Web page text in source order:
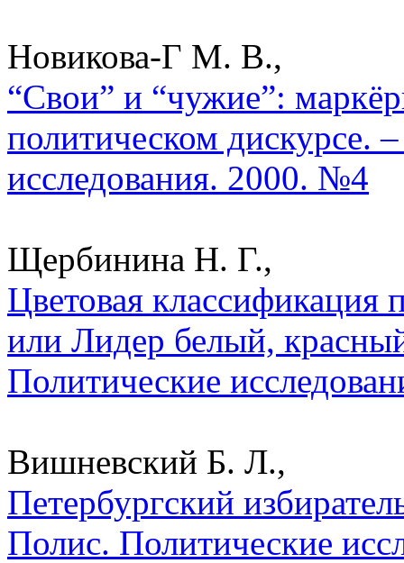
Новикова-Г М. В.,
“Свои” и “чужие”:
политическом дискурсе.
исследования. 2000. №4
Щербинина Н. Г.,
Цветовая классификация
или Лидер белый,
Политические
Вишневский Б. Л.,
Петербургский
Полис. Политические